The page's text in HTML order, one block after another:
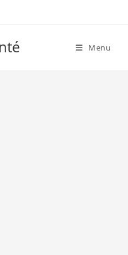
Menu